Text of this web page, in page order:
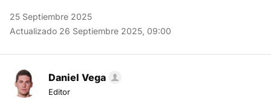
25 Septiembre 2025
Actualizado 26 Septiembre 2025, 09:00
Daniel Vega
Editor